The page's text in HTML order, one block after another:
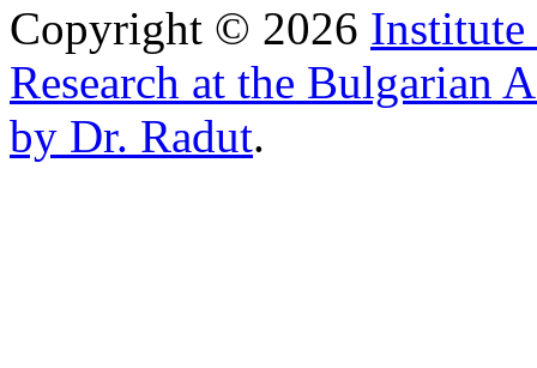
Copyright © 2026
Research at the Bulgarian
by Dr. Radut.